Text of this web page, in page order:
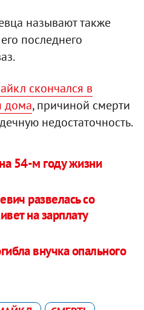
называют также
последнего
скончался в
дома, причиной смерти
недостаточность.
54-м году жизни
развелась со
на зарплату
внучка опального